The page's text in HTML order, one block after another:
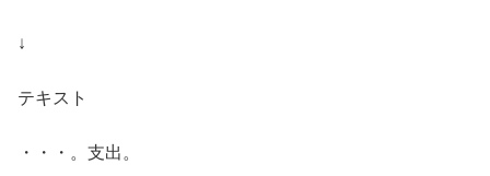
↓
テキスト
・・・。支出。